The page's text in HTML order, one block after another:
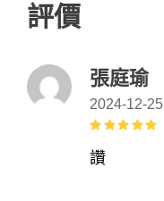
評價
張庭瑜
2024-12-25
分 5
讚